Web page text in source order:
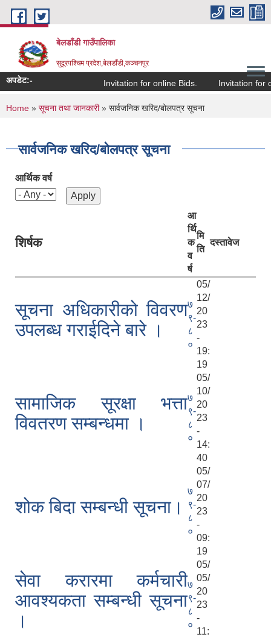
Skip to main content
बेलडाँडी गाउँपालिका
सुदूरपश्चिम प्रदेश,बेलडाँडी,कञ्चनपुर
अपडेट:- Invitation for online Bids. Invitation for
You are here
Home » सूचना तथा जानकारी» सार्वजनिक खरिद/बोलपत्र सूचना
सार्वजनिक खरिद/बोलपत्र सूचना
आर्थिक वर्ष
शिर्षक
आ
र्थि
क
व
र्ष
मि
ति
दस्तावेज
सूचना अधिकारीको विवरण
उपलब्ध गराईदिने बारे ।
७
९-
८
०
05/
12/
20
23
-
19:
19
सामाजिक सूरक्षा भत्ता
विवतरण सम्बन्धमा ।
७
९-
८
०
05/
10/
20
23
-
14:
40
शोक बिदा सम्बन्धी सूचना।
७
९-
८
०
05/
07/
20
23
-
09:
19
सेवा करारमा कर्मचारी
आवश्यकता सम्बन्धी सूचना
।
७
९-
८
०
05/
05/
20
23
-
11: